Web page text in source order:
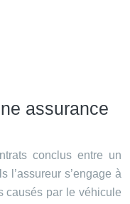
assurance
conclus entre un
l’assureur s’engage à
causés par le véhicule